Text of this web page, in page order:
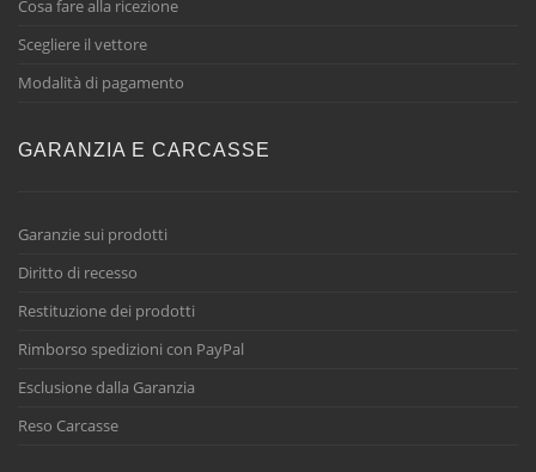
Cosa fare alla ricezione
Scegliere il vettore
Modalità di pagamento
GARANZIA E CARCASSE
Garanzie sui prodotti
Diritto di recesso
Restituzione dei prodotti
Rimborso spedizioni con PayPal
Esclusione dalla Garanzia
Reso Carcasse